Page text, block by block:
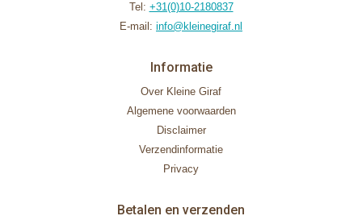
Tel: +31(0)10-2180837
E-mail: info@kleinegiraf.nl
Informatie
Over Kleine Giraf
Algemene voorwaarden
Disclaimer
Verzendinformatie
Privacy
Betalen en verzenden